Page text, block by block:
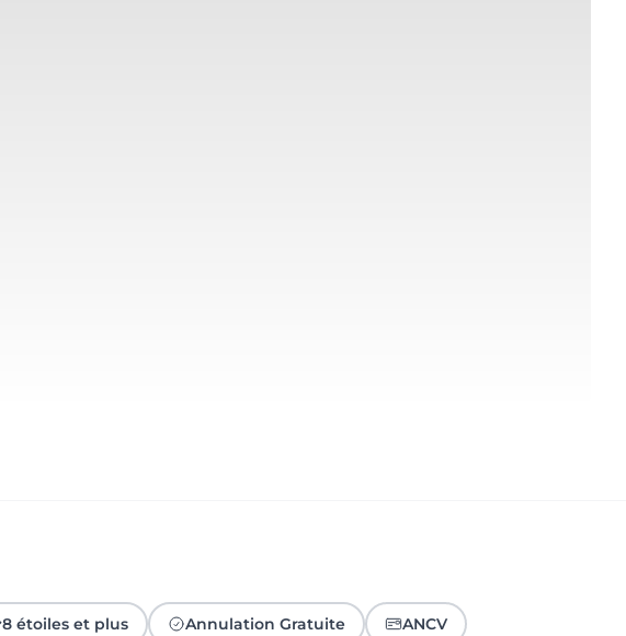
8 étoiles et plus Annulation Gratuite ANCV